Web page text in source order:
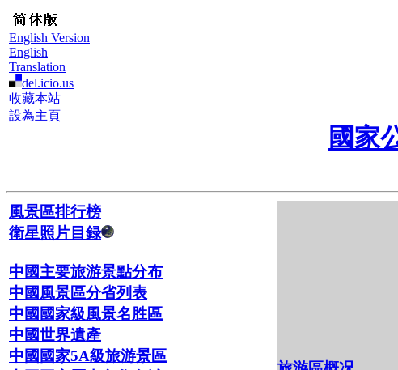
English Version
English
Translation
del.icio.us
收藏本站
設為主頁
國家
風景區排行榜
衛星照片目録
中國主要旅游景點分布
中國風景區分省列表
中國國家級風景名胜區
中國世界遺產
中國國家5A級旅游景區